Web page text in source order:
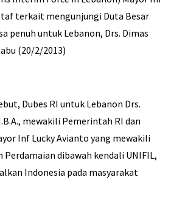
terkait mengunjungi Duta Besar
penuh untuk Lebanon, Drs. Dimas
(20/2/2013)
Dubes RI untuk Lebanon Drs.
mewakili Pemerintah RI dan
Inf Lucky Avianto yang mewakili
Perdamaian dibawah kendali UNIFIL,
Indonesia pada masyarakat